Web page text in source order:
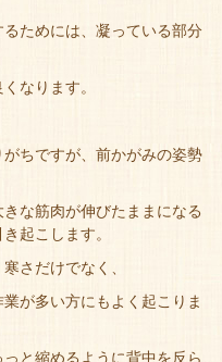
ためには、凝っている部分
なります。
ちですが、前かがみの姿勢
な筋肉が伸びたままになる
起こします。
さだけでなく、
が多い方にもよく起こりま
と縮めるように背中を反ら